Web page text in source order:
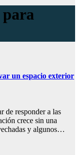
para
un espacio exterior
de responder a las
crece sin una
y algunos…